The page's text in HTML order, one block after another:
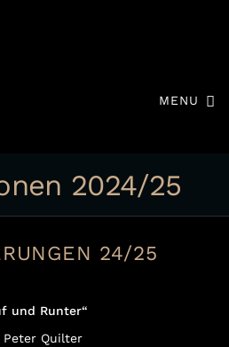
MENU
2024/25
24/25
und Runter“
Peter Quilter